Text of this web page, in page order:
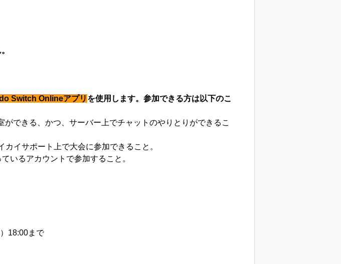
Switch Onlineアプリ を使用します。参加できる方は以下のこ
できる、かつ、サーバー上でチャットのやりとりができるこ
イサポート上で大会に参加できること。
いるアカウントで参加すること。
18:00まで